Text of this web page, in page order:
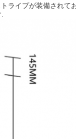
ライプが装備され